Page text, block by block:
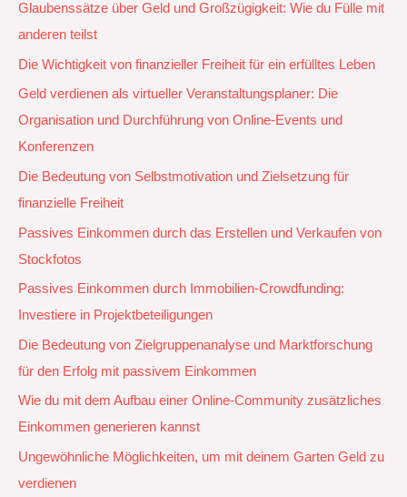
Glaubenssätze über Geld und Großzügigkeit: Wie du Fülle mit
anderen teilst
Die Wichtigkeit von finanzieller Freiheit für ein erfülltes Leben
Geld verdienen als virtueller Veranstaltungsplaner: Die
Organisation und Durchführung von Online-Events und
Konferenzen
Die Bedeutung von Selbstmotivation und Zielsetzung für
finanzielle Freiheit
Passives Einkommen durch das Erstellen und Verkaufen von
Stockfotos
Passives Einkommen durch Immobilien-Crowdfunding:
Investiere in Projektbeteiligungen
Die Bedeutung von Zielgruppenanalyse und Marktforschung
für den Erfolg mit passivem Einkommen
Wie du mit dem Aufbau einer Online-Community zusätzliches
Einkommen generieren kannst
Ungewöhnliche Möglichkeiten, um mit deinem Garten Geld zu
verdienen